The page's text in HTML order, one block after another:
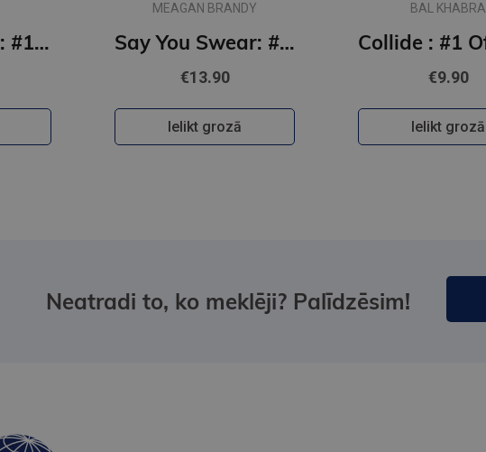
Twisted Love : #1 Twisted series - the TikTok sensation! Fall into a world of addictive romance...
MEAGAN BRANDY
Say You Swear: #1 Boys of Avix series : The smash-hit TikTok sensation
€13.90
Ielikt grozā
BAL KHABRA
€9.90
Ielikt grozā
Neatradi to, ko meklēji? Palīdzēsim!